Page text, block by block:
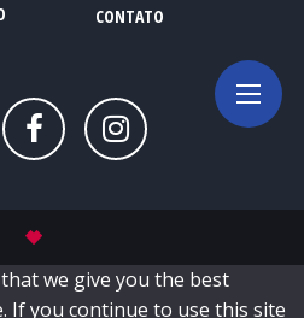
CONTATO
we give you the best
If you continue to use this site